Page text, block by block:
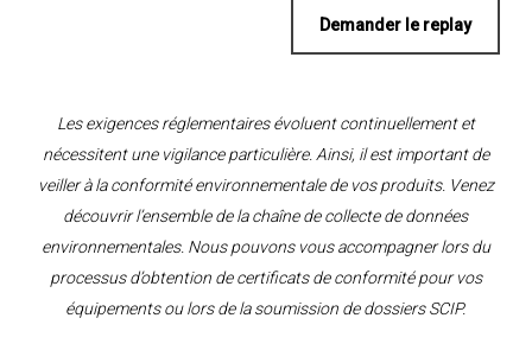
Demander le replay
Les exigences réglementaires évoluent continuellement et
nécessitent une vigilance particulière. Ainsi, il est important de
veiller à la conformité environnementale de vos produits. Venez
découvrir l’ensemble de la chaîne de collecte de données
environnementales. Nous pouvons vous accompagner lors du
processus d’obtention de certificats de conformité pour vos
équipements ou lors de la soumission de dossiers SCIP.